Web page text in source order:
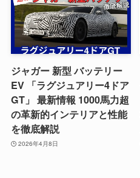
ジャガー 新型 バッテリー
EV 「ラグジュアリー4ドア
GT」 最新情報 1000馬力超
の革新的インテリアと性能
を徹底解説
2026年4月8日